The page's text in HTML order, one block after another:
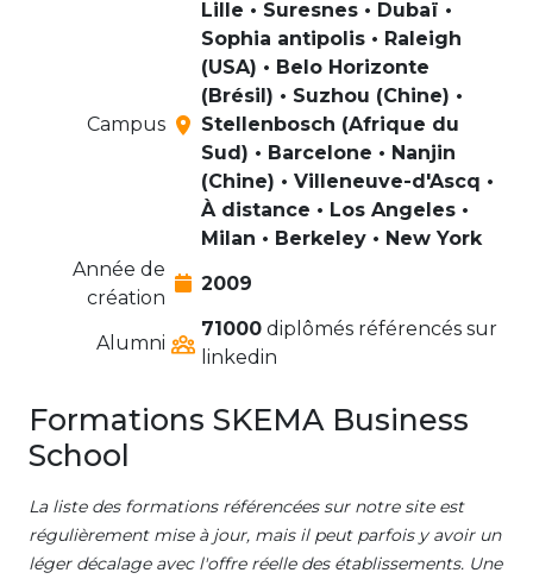
Campus
Lille • Suresnes • Dubaï •
Sophia antipolis • Raleigh
(USA) • Belo Horizonte
(Brésil) • Suzhou (Chine) •
Stellenbosch (Afrique du
Sud) • Barcelone • Nanjin
(Chine) • Villeneuve-d'Ascq •
À distance • Los Angeles •
Milan • Berkeley • New York
Année de
création
2009
Alumni
71000 diplômés référencés sur
linkedin
Formations SKEMA Business
School
La liste des formations référencées sur notre site est
régulièrement mise à jour, mais il peut parfois y avoir un
léger décalage avec l'offre réelle des établissements. Une